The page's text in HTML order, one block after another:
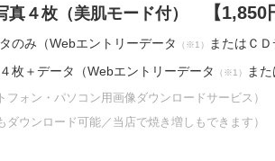
真４枚（美肌モード付） 【1,850
のみ（Webエントリーデータ （※1）
またはＣ
枚＋データ（Webエントリーデータ （※1） ま
フォン・パソコン用画像ダウンロードサービス）
ダウンロード可能／当店で焼き増しもできます）